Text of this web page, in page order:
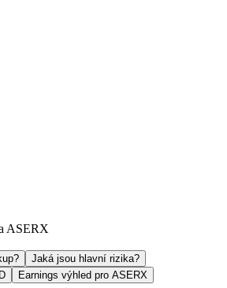
ASERX
Jaká jsou hlavní rizika?
Earnings výhled pro ASERX